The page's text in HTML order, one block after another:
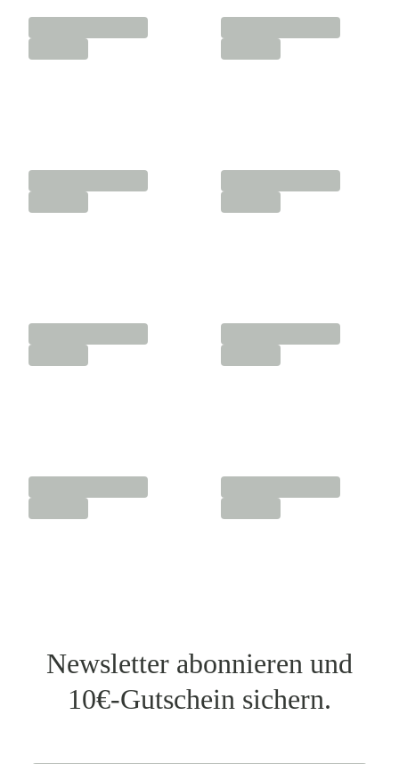
Newsletter abonnieren und
10€-Gutschein sichern.